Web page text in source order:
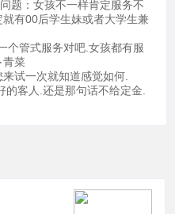
题：女孩不一样肯定服务不
有00后学生妹或者大学生兼
个管式服务对吧.女孩都有服
青菜
试一次就知道感觉如何.
的客人.还是那句话不给定金.